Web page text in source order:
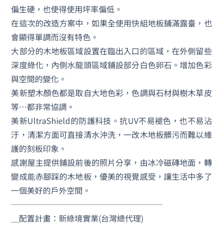
偏生硬，也使得使用坪率偏低。
在這次的改造方案中，如果全使用快組地板鋪滿露臺，也
會顯得單調而沒有特色。
大部分的木地板區域設置在臨出入口的區域，在外側留些
深度綠化，內側水龍頭區域鋪設部分白色卵石。增加色彩
與空間的變化。
美新塑木顏色都是取自大地色彩，色調與石材與樹木草皮
等…都非常協調。
美新UltraShield的防護科技。抗UV不易褪色，也不易沾
汙，清潔方面可直接清水沖洗，一改木地板髒污而難以維
護的刻板印象。
感謝屋主提供鋪設前後的照片分享，由冰冷磁磚地面，轉
變成能赤腳踩的木地板，優美的視覺感受，讓生活中多了
一個美好的戶外空間。
───────────────────
＿配置計畫：新綠境實業(台灣總代理)